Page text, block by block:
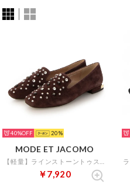
40% 20
MODE ET JACOMO
￥7,920